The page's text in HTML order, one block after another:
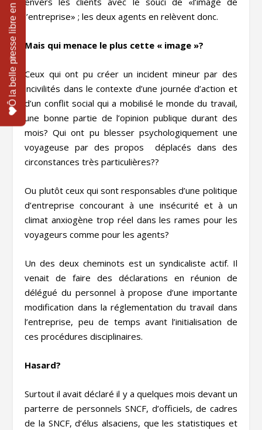
l’entreprise» ; les deux agents en relèvent donc.
Mais qui menace le plus cette « image »?
Ceux qui ont pu créer un incident mineur par des
incivilités dans le contexte d’une journée d’action et
d’un conflit social qui a mobilisé le monde du travail,
une bonne partie de l’opinion publique durant des
mois? Qui ont pu blesser psychologiquement une
voyageuse par des propos déplacés dans des
circonstances très particulières??
Ou plutôt ceux qui sont responsables d’une politique
d’entreprise concourant à une insécurité et à un
climat anxiogène trop réel dans les rames pour les
voyageurs comme pour les agents?
Un des deux cheminots est un syndicaliste actif. Il
venait de faire des déclarations en réunion de
délégué du personnel à propose d’une importante
modification dans la réglementation du travail dans
l’entreprise, peu de temps avant l’initialisation de
ces procédures disciplinaires.
Hasard?
Surtout il avait déclaré il y a quelques mois devant un
parterre de personnels SNCF, d’officiels, de cadres
de la SNCF, d’élus alsaciens, que les statistiques et